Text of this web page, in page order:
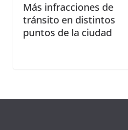
Más infracciones de
tránsito en distintos
puntos de la ciudad